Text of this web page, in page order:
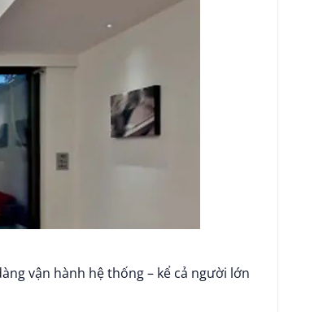
vận hành hệ thống – kể cả người lớn